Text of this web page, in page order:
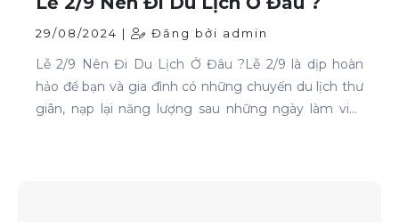
29/08/2024 | Đăng bởi admin
Lễ 2/9 Nên Đi Du Lịch Ở Đâu ?Lễ 2/9 là dịp hoàn
hảo để bạn và gia đình có những chuyến du lịch thư
giãn, nạp lại năng lượng sau những ngày làm việc